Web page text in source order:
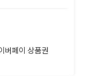
버페이 상품권